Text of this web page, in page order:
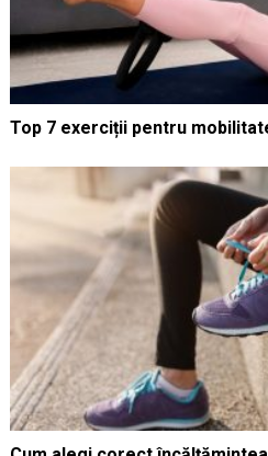
Top 7 exerciții pentru